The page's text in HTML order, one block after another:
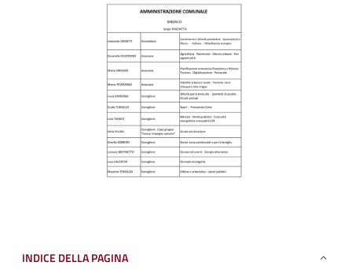
INDICE DELLA PAGINA